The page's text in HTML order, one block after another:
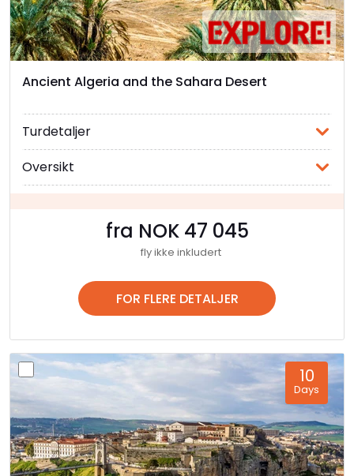
Ancient Algeria and the Sahara Desert
Turdetaljer
Oversikt
fra NOK 47 045
fly ikke inkludert
FOR FLERE DETALJER
10
Days